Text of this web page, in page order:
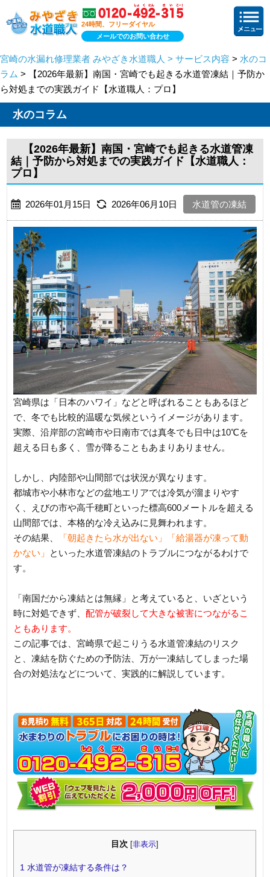
24時間、フリーダイヤル
メールでのお問い合わせ
宮崎の水漏れ修理業者 みやざき水道職人 > サービス内容 > 水のコ
ラム > 【2026年最新】南国・宮崎でも起きる水道管凍結｜予防か
ら対処までの実践ガイド【水道職人：プロ】
水のコラム
【2026年最新】南国・宮崎でも起きる水道管凍
結｜予防から対処までの実践ガイド【水道職人：
プロ】
2026年01月15日 2026年06月10日 水道管の凍結
宮崎県は「日本のハワイ」などと呼ばれることもあるほど
で、冬でも比較的温暖な気候というイメージがあります。
実際、沿岸部の宮崎市や日南市では真冬でも日中は10℃を
超える日も多く、雪が降ることもあまりありません。
しかし、内陸部や山間部では状況が異なります。
都城市や小林市などの盆地エリアでは冷気が溜まりやす
く、えびの市や高千穂町といった標高600メートルを超える
山間部では、本格的な冷え込みに見舞われます。
その結果、
「朝起きたら水が出ない」「給湯器が凍って動
かない」
といった水道管凍結のトラブルにつながるわけで
す。
「南国だから凍結とは無縁」と考えていると、いざという
時に対処できず、配管が破裂して大きな被害につながるこ
ともあります。
この記事では、宮崎県で起こりうる水道管凍結のリスク
と、凍結を防ぐための予防法、万が一凍結してしまった場
合の対処法などについて、実践的に解説しています。
目次 [非表示]
1 水道管が凍結する条件は？